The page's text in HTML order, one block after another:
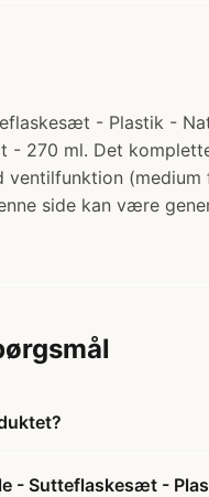
- Plastik -
- 270 ml. Det
ventilfunktion
side kan være
- Sutteflaskesæt -